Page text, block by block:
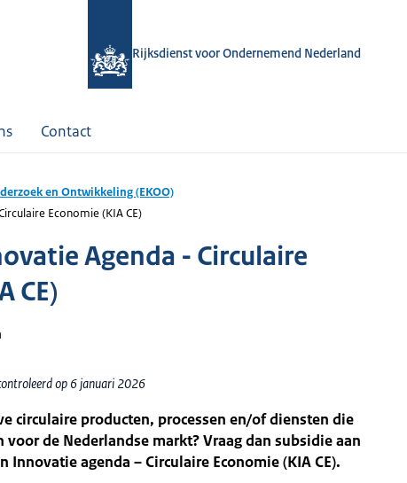
Rijksdienst voor Ondernemend Nederland
Contact
en Ontwikkeling (EKOO)
Economie (KIA CE)
Agenda - Circulaire
CE)
op 6 januari 2026
circulaire producten, processen en/of diensten die
de Nederlandse markt? Vraag dan subsidie aan
Innovatie agenda – Circulaire Economie (KIA CE).